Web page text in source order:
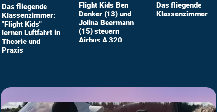
Das fliegende
Klassenzimmer:
"Flight Kids"
lernen Luftfahrt in
Theorie und
Praxis
Flight Kids Ben
Denker (13) und
Jolina Beermann
(15) steuern
Airbus A 320
Das fliegende
Klassenzimmer